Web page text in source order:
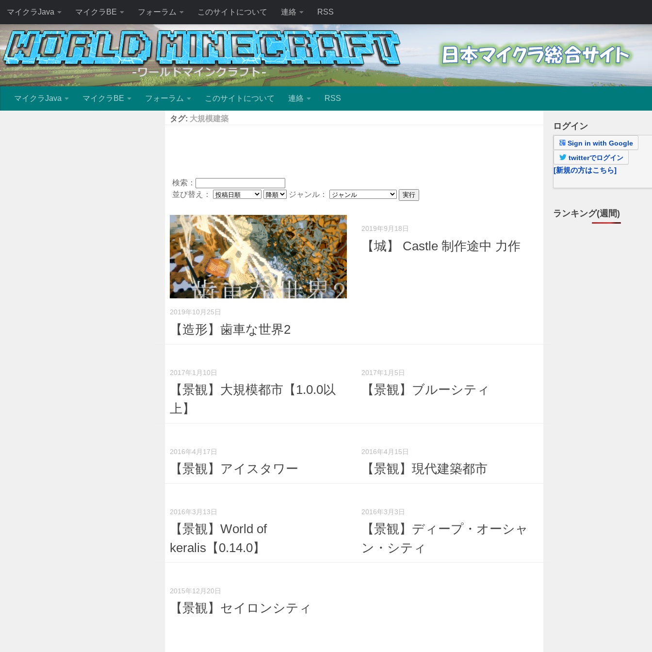
マイクラJava マイクラBE フォーラム このサイトについて 連絡 RSS
マイクラJava マイクラBE フォーラム このサイトについて 連絡 RSS
タグ: 大規模建築
検索：
並び替え：
ジャンル：
2019年10月25日
【造形】歯車な世界2
2019年9月18日
【城】 Castle 制作途中 力作
2017年1月10日
【景観】大規模都市【1.0.0以
上】
2017年1月5日
【景観】ブルーシティ
2016年4月17日
【景観】アイスタワー
2016年4月15日
【景観】現代建築都市
2016年3月13日
【景観】World of
keralis【0.14.0】
2016年3月3日
【景観】ディープ・オーシャ
ン・シティ
2015年12月20日
【景観】セイロンシティ
ログイン
Sign in with Google
twitterでログイン
[新規の方はこちら]
ランキング(週間)